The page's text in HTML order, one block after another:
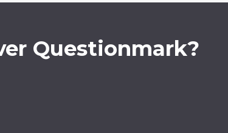
Questionmark?